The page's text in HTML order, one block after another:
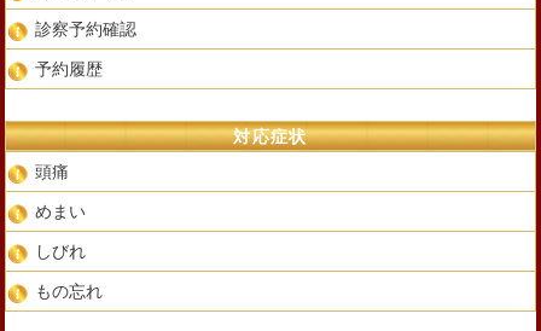
診察予約確認
予約履歴
対応症状
頭痛
めまい
しびれ
もの忘れ